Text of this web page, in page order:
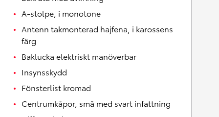
A-stolpe, i monotone
Antenn takmonterad hajfena, i karossens
färg
Baklucka elektriskt manöverbar
Insynsskydd
Fönsterlist kromad
Centrumkåpor, små med svart infattning